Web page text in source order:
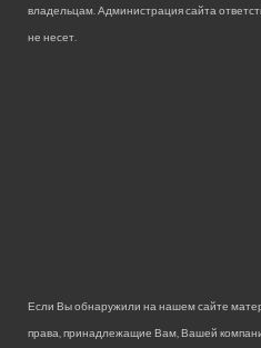
владельцам. Администрация сайта
не несет.
Если Вы обнаружили на нашем сайте
права, принадлежащие Вам, Вашей